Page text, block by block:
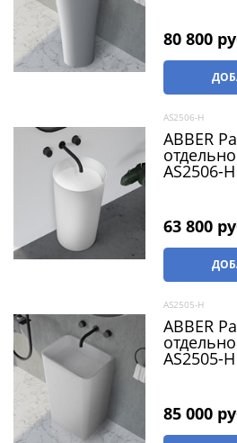
80 800
AS2506-H
ABBER
AS2506-
63 800
AS2505-H
ABBER
AS2505-
85 000